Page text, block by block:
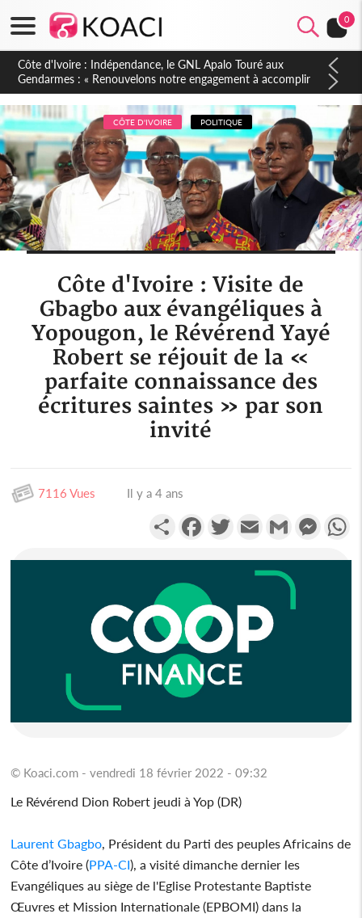
0
Sierra Leone : Un projet de réforme constitutionnelle en
gestation, points clés des amendements, un exclu d'avance
CÔTE D'IVOIRE POLITIQUE
Côte d'Ivoire : Visite de
Gbagbo aux évangéliques à
Yopougon, le Révérend Yayé
Robert se réjouit de la «
parfaite connaissance des
écritures saintes » par son
invité
7116 Vues Il y a 4 ans
PartagerFacebookTwitterEmail Gmail
© Koaci.com - vendredi 18 février 2022 - 09:32
Le Révérend Dion Robert jeudi à Yop (DR)
Laurent Gbagbo , Président du Parti des peuples Africains de
Côte d’Ivoire (PPA-CI), a visité dimanche dernier les
Evangéliques au siège de l'Eglise Protestante Baptiste
Œuvres et Mission Internationale (EPBOMI) dans la